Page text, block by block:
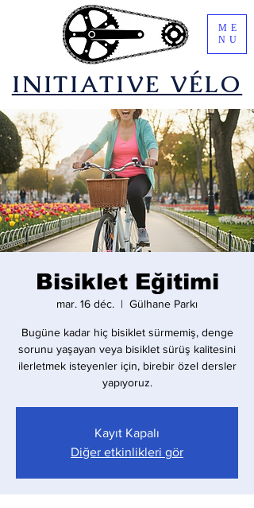
​INITIATIVE VÉLO
ME
NU
Bisiklet Eğitimi
mar. 16 déc.
  |
Gülhane Parkı
Bugüne kadar hiç bisiklet sürmemiş, denge
sorunu yaşayan veya bisiklet sürüş kalitesini
ilerletmek isteyenler için, birebir özel dersler
yapıyoruz.
Kayıt Kapalı
Diğer etkinlikleri gör